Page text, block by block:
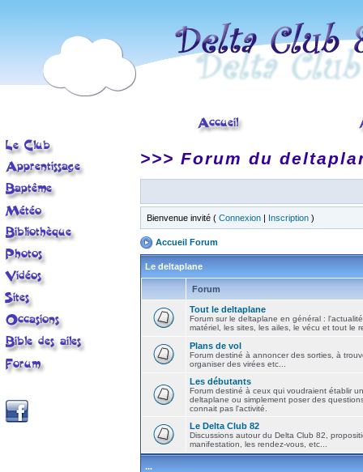
>>> Forum du
Bienvenue invité ( Connexion | Inscription )
Accueil Forum
Le deltaplane
Forum
Tout le deltaplane
Forum sur le deltaplane en général :
matériel, les sites, les ailes, le vécu et tout le
Plans de vol
Forum destiné à annoncer des sorties, à
organiser des virées etc...
Les débutants
Forum destiné à ceux qui voudraient établir
deltaplane ou simplement poser des
connait pas l'activité.
Le Delta Club 82
Discussions autour du Delta Club 82,
manifestation, les rendez-vous, etc...
...